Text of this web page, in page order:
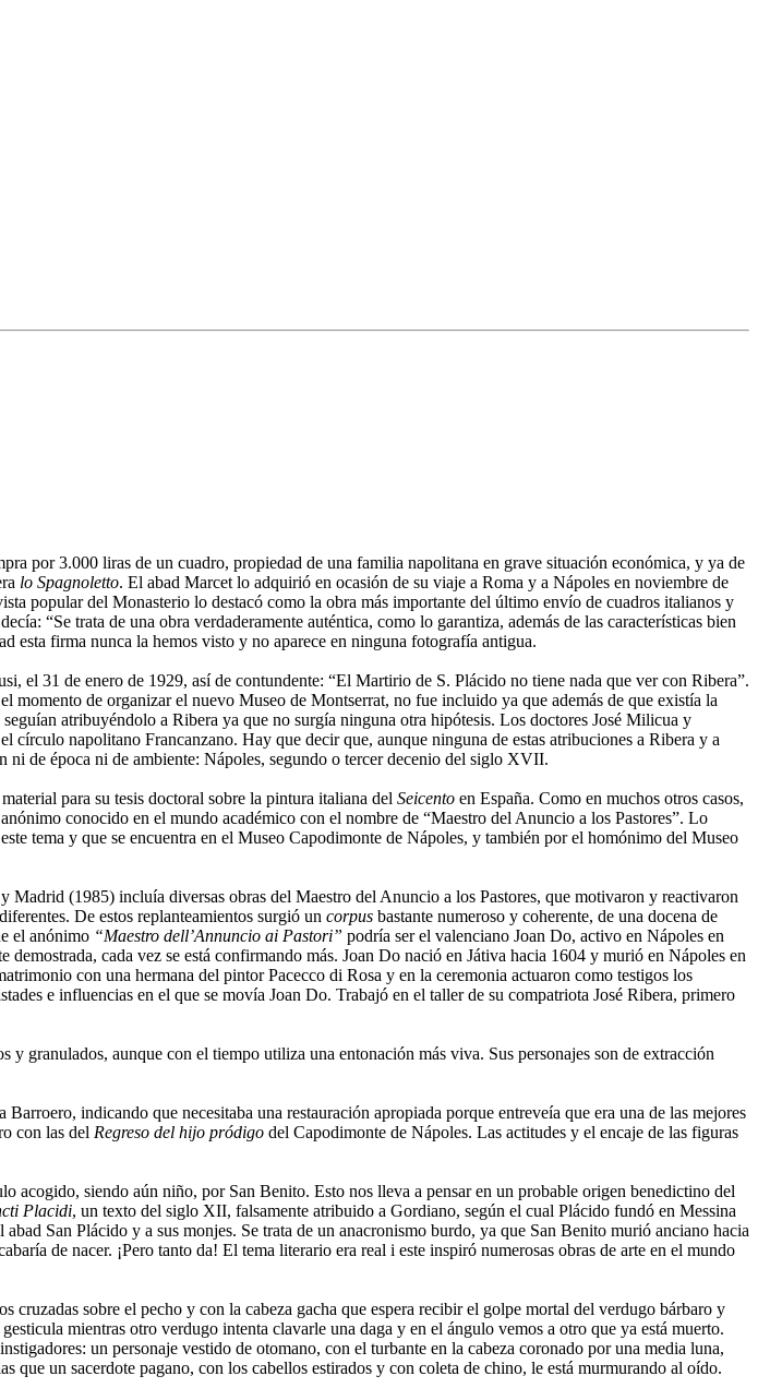
por 3.000 liras de un cuadro, propiedad de una familia napolitana en grave situación económica, y ya de
lo Spagnoletto. El abad Marcet lo adquirió en ocasión de su viaje a Roma y a Nápoles en noviembre de
popular del Monasterio lo destacó como la obra más importante del último envío de cuadros italianos y
“Se trata de una obra verdaderamente auténtica, como lo garantiza, además de las características bien
esta firma nunca la hemos visto y no aparece en ninguna fotografía antigua.
el 31 de enero de 1929, así de contundente: “El Martirio de S. Plácido no tiene nada que ver con Ribera”.
momento de organizar el nuevo Museo de Montserrat, no fue incluido ya que además de que existía la
atribuyéndolo a Ribera ya que no surgía ninguna otra hipótesis. Los doctores José Milicua y
círculo napolitano Francanzano. Hay que decir que, aunque ninguna de estas atribuciones a Ribera y a
ni de época ni de ambiente: Nápoles, segundo o tercer decenio del siglo XVII.
para su tesis doctoral sobre la pintura italiana del Seicento en España. Como en muchos otros casos,
conocido en el mundo académico con el nombre de “Maestro del Anuncio a los Pastores”. Lo
tema y que se encuentra en el Museo Capodimonte de Nápoles, y también por el homónimo del Museo
(1985) incluía diversas obras del Maestro del Anuncio a los Pastores, que motivaron y reactivaron
De estos replanteamientos surgió un corpus bastante numeroso y coherente, de una docena de
el anónimo “Maestro dell’Annuncio ai Pastori” podría ser el valenciano Joan Do, activo en Nápoles en
cada vez se está confirmando más. Joan Do nació en Játiva hacia 1604 y murió en Nápoles en
con una hermana del pintor Pacecco di Rosa y en la ceremonia actuaron como testigos los
e influencias en el que se movía Joan Do. Trabajó en el taller de su compatriota José Ribera, primero
granulados, aunque con el tiempo utiliza una entonación más viva. Sus personajes son de extracción
indicando que necesitaba una restauración apropiada porque entreveía que era una de las mejores
con las del Regreso del hijo pródigo del Capodimonte de Nápoles. Las actitudes y el encaje de las figuras
acogido, siendo aún niño, por San Benito. Esto nos lleva a pensar en un probable origen benedictino del
Placidi, un texto del siglo XII, falsamente atribuido a Gordiano, según el cual Plácido fundó en Messina
San Plácido y a sus monjes. Se trata de un anacronismo burdo, ya que San Benito murió anciano hacia
de nacer. ¡Pero tanto da! El tema literario era real i este inspiró numerosas obras de arte en el mundo
sobre el pecho y con la cabeza gacha que espera recibir el golpe mortal del verdugo bárbaro y
mientras otro verdugo intenta clavarle una daga y en el ángulo vemos a otro que ya está muerto.
un personaje vestido de otomano, con el turbante en la cabeza coronado por una media luna,
un sacerdote pagano, con los cabellos estirados y con coleta de chino, le está murmurando al oído.